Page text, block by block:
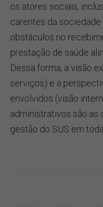
os atores sociais,
carentes da
obstáculos no
prestação de saúde
Dessa forma, a visão
serviços) e a
envolvidos (visão
administrativos são as
gestão do SUS em